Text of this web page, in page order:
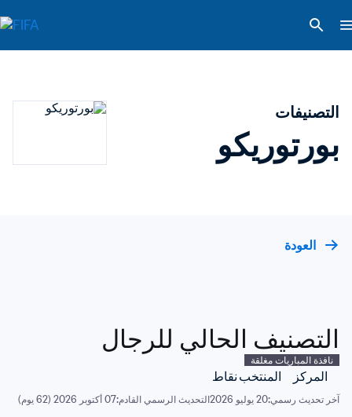
التصنيفات
بورتوريكو
العودة
التصنيف الحالي للرجال
نافذة المباريات مغلقة
المركز المنتخب نقاط
آخر تحديث رسمي:20 يوليو 2026 التحديث الرسمي القادم:07 أكتوبر 2026 (62 يوم)